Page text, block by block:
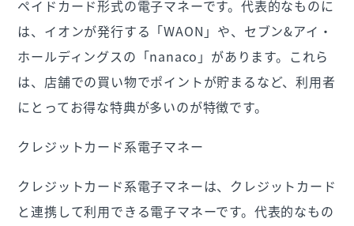
ペイドカード形式の電子マネーです。代表的なものに
は、イオンが発行する「WAON」や、セブン&アイ・
ホールディングスの「nanaco」があります。これら
は、店舗での買い物でポイントが貯まるなど、利用者
にとってお得な特典が多いのが特徴です。
クレジットカード系電子マネー
クレジットカード系電子マネーは、クレジットカード
と連携して利用できる電子マネーです。代表的なもの